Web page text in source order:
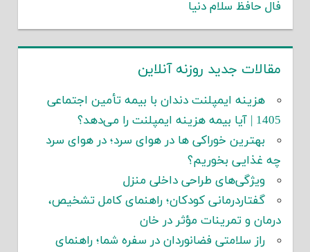
فال حافظ سلام دنیا
مقالات جدید روزنه آنلاین
هزینه ایمپلنت دندان با بیمه تأمین اجتماعی
1405 | آیا بیمه هزینه ایمپلنت را می‌دهد؟
بهترین خوراکی ها در هوای سرد؛ در هوای سرد
چه غذایی بخوریم؟
ویژگی‌های طراحی داخلی منزل
گفتاردرمانی کودکان؛ راهنمای کامل تشخیص،
درمان و تمرینات مؤثر در خان
راز سلامتی فضانوردان در سفره شما؛ راهنمای